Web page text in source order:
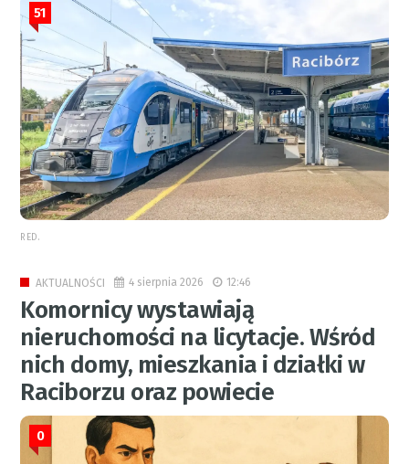
51
RED.
AKTUALNOŚCI 4 sierpnia 2026 12:46
Komornicy wystawiają
nieruchomości na licytacje. Wśród
nich domy, mieszkania i działki w
Raciborzu oraz powiecie
0